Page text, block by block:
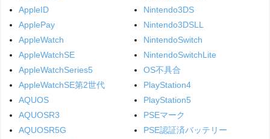
AppleID
ApplePay
AppleWatch
AppleWatchSE
AppleWatchSeries5
AppleWatchSE第2世代
AQUOS
AQUOSR3
AQUOSR5G
Nintendo3DS
Nintendo3DSLL
NintendoSwitch
NintendoSwitchLite
OS不具合
PlayStation4
PlayStation5
PSEマーク
PSE認証済バッテリー